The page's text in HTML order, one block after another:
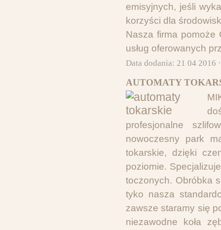
emisyjnych, jeśli
korzyści dla
Nasza firma pomoże
usług oferowanych
Data dodania: 21 04 2016
AUTOMATY
profesjonalne
nowoczesny park
tokarskie, dzięki
poziomie.
toczonych. Obróbka
tyko nasza
zawsze staramy się
niezawodne koła